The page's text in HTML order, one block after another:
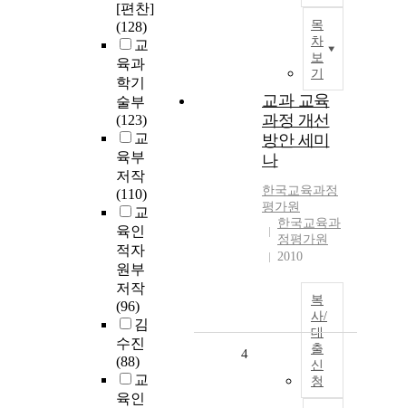
[편찬]
(128)
교
육과
학기
술부
(123)
교
육부
저작
(110)
교
육인
적자
원부
저작
(96)
김
수진
(88)
교
육인
목
차
보
기
교과 교육
과정 개선
방안 세미
나
한국교육과정
평가원
한국교육과
정평가원
2010
복
사/
대
출
신
청
4